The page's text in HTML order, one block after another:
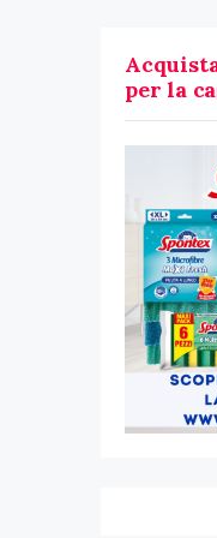
per la